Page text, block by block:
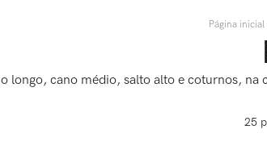
longo, cano médio, salto alto e coturnos,
25